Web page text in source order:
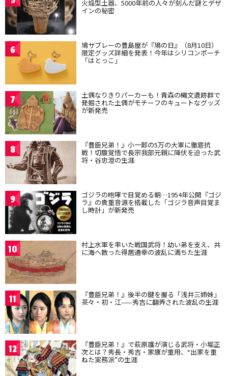
火焔型土器、5000年前の人々が刻んだ謎とデザ
インの秘密
6 鳩サブレーの豊島屋が『鳩の日』（8月10日）
限定グッズ詳細を発表！今年はシリコンポーチ
「はとっこ」
7 土偶なりきりパーカーも！青森の縄文遺跡群で
発掘された土偶がモチーフのキュートなグッズ
が新発売
8 『豊臣兄弟！』小一郎の5万の大軍に徹底抗
戦！切腹覚悟で長宗我部元親に降伏を迫った武
将・谷忠澄の生涯
9 ゴジラの咆哮で目覚める朝…1954年公開『ゴジ
ラ』の貴重音源を搭載した「ゴジラ音声目覚ま
し時計」が新発売
10 村上水軍を率いた戦国武将！幼い弟を支え、共
に海へ散った得居通幸の波乱に満ちた生涯
11 『豊臣兄弟！』後半の鍵を握る「浅井三姉妹」
茶々・初・江——秀吉に翻弄された波乱の生涯
12 『豊臣兄弟！』で萩原護が演じる武将・小堀正
次とは？秀長・秀吉・家康が重用、“出家を重
ねた実務派”の生涯